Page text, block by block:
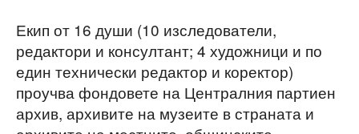
Екип от 16 души (10 изследователи,
редактори и консултант; 4 художници и по
един технически редактор и коректор)
проучва фондовете на Централния партиен
архив, архивите на музеите в страната и